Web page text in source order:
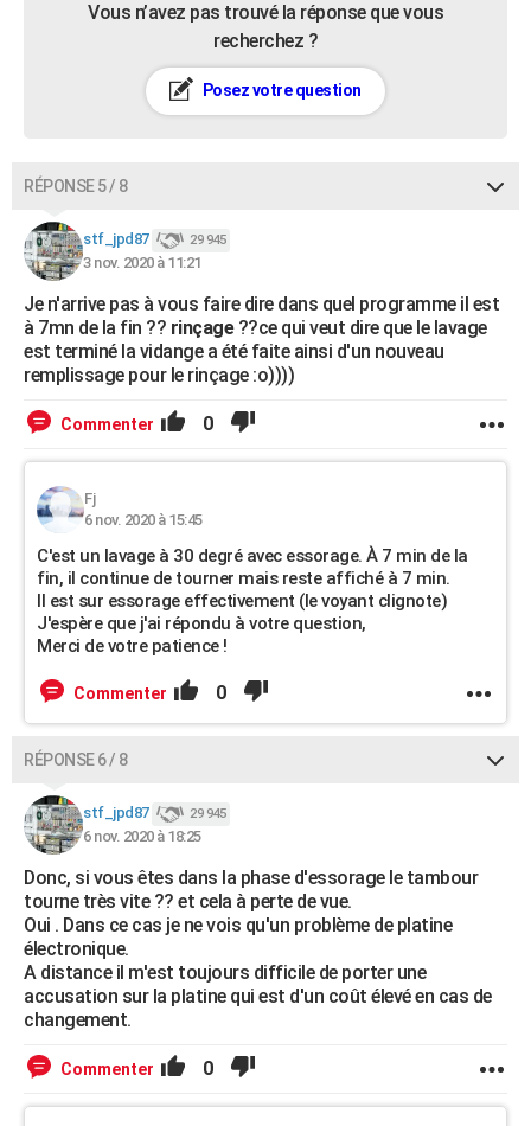
Vous n’avez pas trouvé la réponse que vous
recherchez ?
Posez votre question
RÉPONSE 5 / 8
stf_jpd87 29 945
3 nov. 2020 à 11:21
Je n'arrive pas à vous faire dire dans quel programme il est
à 7mn de la fin ?? rinçage ??ce qui veut dire que le lavage
est terminé la vidange a été faite ainsi d'un nouveau
remplissage pour le rinçage :o))))
Commenter 0
Fj
6 nov. 2020 à 15:45
C'est un lavage à 30 degré avec essorage. À 7 min de la
fin, il continue de tourner mais reste affiché à 7 min.
Il est sur essorage effectivement (le voyant clignote)
J'espère que j'ai répondu à votre question,
Merci de votre patience !
Commenter 0
RÉPONSE 6 / 8
stf_jpd87 29 945
6 nov. 2020 à 18:25
Donc, si vous êtes dans la phase d'essorage le tambour
tourne très vite ?? et cela à perte de vue.
Oui . Dans ce cas je ne vois qu'un problème de platine
électronique.
A distance il m'est toujours difficile de porter une
accusation sur la platine qui est d'un coût élevé en cas de
changement.
Commenter 0